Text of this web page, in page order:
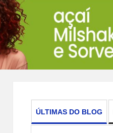
ÚLTIMAS DO BLOG